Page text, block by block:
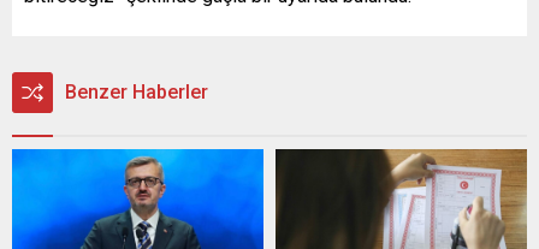
Benzer Haberler